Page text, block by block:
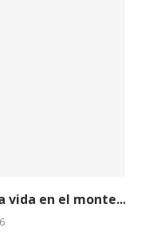
en el monte...